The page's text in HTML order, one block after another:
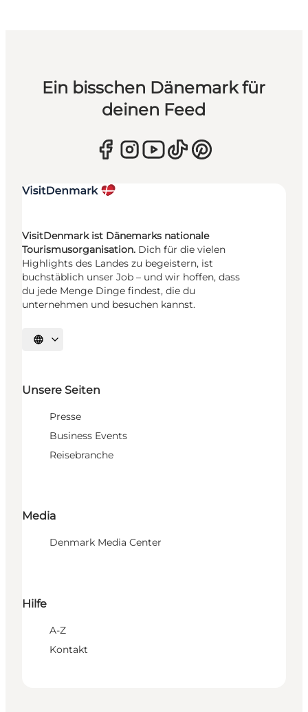
Ein bisschen Dänemark für
deinen Feed
VisitDenmark ist Dänemarks nationale
Tourismusorganisation. Dich für die vielen
Highlights des Landes zu begeistern, ist
buchstäblich unser Job – und wir hoffen, dass
du jede Menge Dinge findest, die du
unternehmen und besuchen kannst.
Sprache auswählen
Unsere Seiten
Presse
Business Events
Reisebranche
Media
Denmark Media Center
Hilfe
A-Z
Kontakt